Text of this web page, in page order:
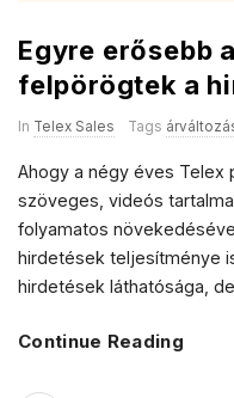
Egyre erősebb
felpörögtek a
In Telex Sales Tags
Ahogy a négy éves Telex
szöveges, videós
folyamatos
hirdetések teljesítménye
hirdetések láthatósága,
Continue Reading